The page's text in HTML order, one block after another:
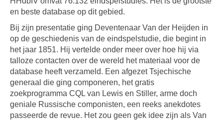
en beste database op dit gebied.
Bij zijn presentatie ging Deventenaar Van der Heijden in
op de geschiedenis van de eindspelstudie, die begint in
het jaar 1851. Hij vertelde onder meer over hoe hij via
talloze contacten over de wereld het materiaal voor de
database heeft verzameld. Een afgezet Tsjechische
generaal die ging componeren, het gratis
zoekprogramma CQL van Lewis en Stiller, arme doch
geniale Russische componisten, een reeks anekdotes
passeerde de revue. Het zou geen gek idee zijn als Van